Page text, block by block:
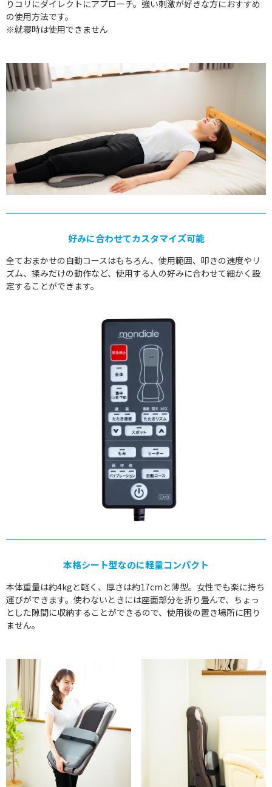
りコリにダイレクトにアプローチ。強い刺激が好きな方におすすめ
の使用方法です。
※就寝時は使用できません
好みに合わせてカスタマイズ可能
全ておまかせの自動コースはもちろん、使用範囲、叩きの速度やリ
ズム、揉みだけの動作など、使用する人の好みに合わせて細かく設
定することができます。
本格シート型なのに軽量コンパクト
本体重量は約4kgと軽く、厚さは約17cmと薄型。女性でも楽に持ち
運びができます。使わないときには座面部分を折り畳んで、ちょっ
とした隙間に収納することができるので、使用後の置き場所に困り
ません。